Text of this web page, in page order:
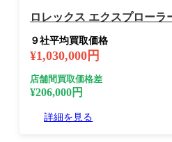
ロレックス エクスプローラ
９社平均買取価格
¥1,030,000円
店舗間買取価格差
¥206,000円
詳細を見る